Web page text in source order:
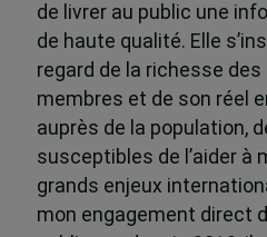
de livrer au public une
de haute qualité. Elle
regard de la richesse
membres et de son réel
auprès de la population,
susceptibles de l’aider à
grands enjeux
mon engagement direct